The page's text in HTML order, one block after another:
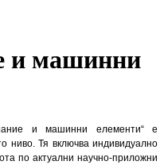
и машинни
и машинни елементи“ е
ниво. Тя включва индивидуално
по актуални научно-приложни